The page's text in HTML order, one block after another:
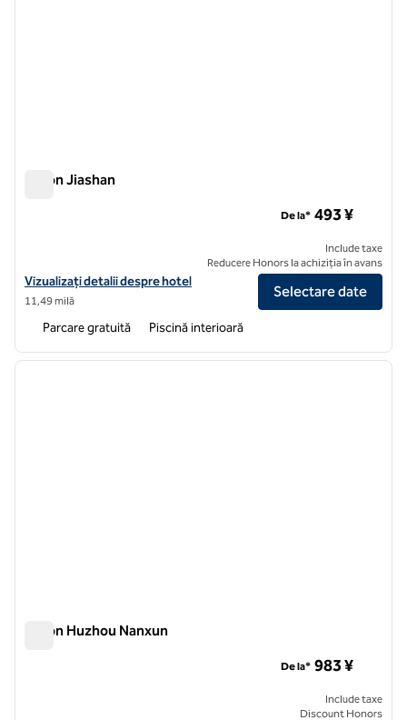
Hilton Jiashan
Vizualizați detaliile hotelului Hilton Jiashan
Vizualizați detalii despre hotel
11,49 milă
De la* 493 ¥
Include taxe
Reducere Honors la achiziția în avans
Selectare date
Parcare gratuită Piscină interioară
1 din 12
Hilton Huzhou Nanxun
De la* 983 ¥
Include taxe
Discount Honors